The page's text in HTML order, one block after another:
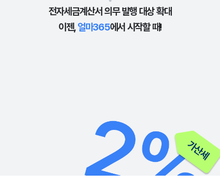
전자세금계산서 의무 발행 대상 확대
이젠,얼마365에서 시작할 때!